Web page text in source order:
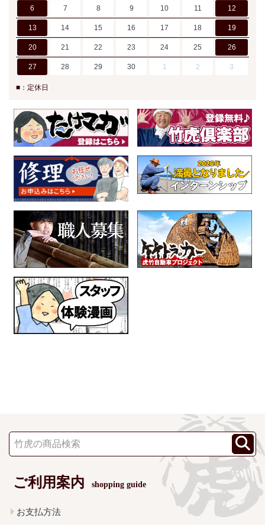
6 7 8 9 10 11 12
13 14 15 16 17 18 19
20 21 22 23 24 25 26
27 28 29 30 1 2 3
■：定休日
ご利用案内 shopping guide
お支払方法